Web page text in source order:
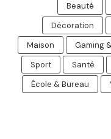
Beauté
Décoration
Gaming
Maison
Santé
Sport
École & Bureau